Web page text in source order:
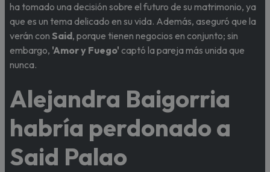
ha tomado una decisión sobre el futuro de su matrimonio, ya
que es un tema delicado en su vida. Además, aseguró que la
verán con Said, porque tienen negocios en conjunto; sin
embargo, 'Amor y Fuego' captó la pareja más unida que
nunca.
Alejandra Baigorria
habría perdonado a
Said Palao